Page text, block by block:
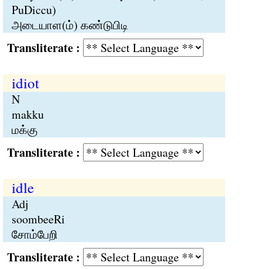
PuDiccu)
அடையாள(ம்) கண்டுபிடி
:
idiot
N
makku
மக்கு
:
idle
Adj
soombeeRi
சோம்பேறி
: